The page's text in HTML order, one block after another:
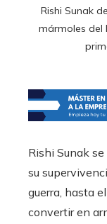
Rishi Sunak
mármoles del
Rishi Sunak
su
guerra, hasta
convertir en